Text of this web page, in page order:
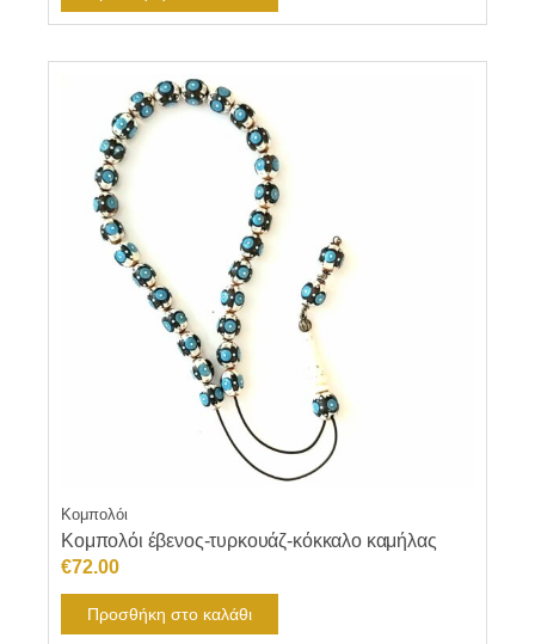
Κομπολόι
Κομπολόι έβενος-τυρκουάζ-κόκκαλο καμήλας
€72.00
Προσθήκη στο καλάθι